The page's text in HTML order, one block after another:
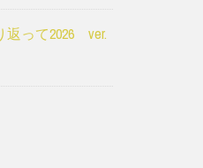
返って2026 ver.